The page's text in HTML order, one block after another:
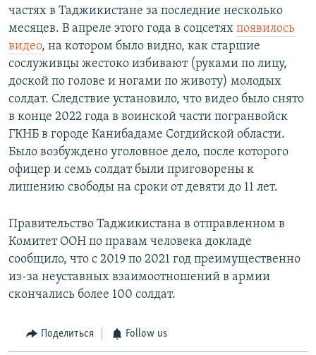
частях в Таджикистане за последние несколько
месяцев. В апреле этого года в соцсетях появилось
видео, на котором было видно, как старшие
сослуживцы жестоко избивают (руками по лицу,
доской по голове и ногами по животу) молодых
солдат. Следствие установило, что видео было снято
в конце 2022 года в воинской части погранвойск
ГКНБ в городе Канибадаме Согдийской области.
Было возбуждено уголовное дело, после которого
офицер и семь солдат были приговорены к
лишению свободы на сроки от девяти до 11 лет.
Правительство Таджикистана в отправленном в
Комитет ООН по правам человека докладе
сообщило, что с 2019 по 2021 год преимущественно
из-за неуставных взаимоотношений в армии
скончались более 100 солдат.
Поделиться Follow us